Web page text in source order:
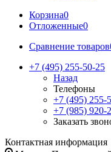
Корзина0
Отложенные0
Сравнение товаров
+7 (495) 255-50-25
Назад
Телефоны
+7 (495) 255-
+7 (985) 920-
Заказать
Контактная информация